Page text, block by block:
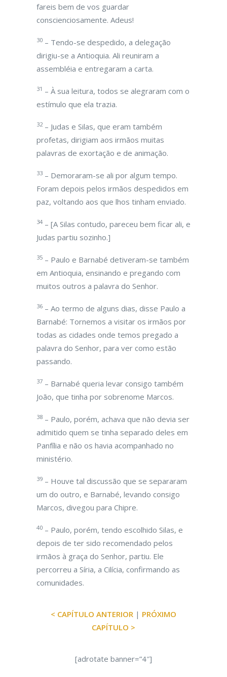
fareis bem de vos guardar
conscienciosamente. Adeus!
30 – Tendo-se despedido, a delegação
dirigiu-se a Antioquia. Ali reuniram a
assembléia e entregaram a carta.
31 – À sua leitura, todos se alegraram com o
estímulo que ela trazia.
32– Judas e Silas, que eram também
profetas, dirigiam aos irmãos muitas
palavras de exortação e de animação.
33 – Demoraram-se ali por algum tempo.
Foram depois pelos irmãos despedidos em
paz, voltando aos que lhos tinham enviado.
34 – [A Silas contudo, pareceu bem ficar ali, e
Judas partiu sozinho.]
35 – Paulo e Barnabé detiveram-se também
em Antioquia, ensinando e pregando com
muitos outros a palavra do Senhor.
36 – Ao termo de alguns dias, disse Paulo a
Barnabé: Tornemos a visitar os irmãos por
todas as cidades onde temos pregado a
palavra do Senhor, para ver como estão
passando.
37 – Barnabé queria levar consigo também
João, que tinha por sobrenome Marcos.
38 – Paulo, porém, achava que não devia ser
admitido quem se tinha separado deles em
Panfília e não os havia acompanhado no
ministério.
39 – Houve tal discussão que se separaram
um do outro, e Barnabé, levando consigo
Marcos, divegou para Chipre.
40 – Paulo, porém, tendo escolhido Silas, e
depois de ter sido recomendado pelos
irmãos à graça do Senhor, partiu. Ele
percorreu a Síria, a Cilícia, confirmando as
comunidades.
< CAPÍTULO ANTERIOR | PRÓXIMO
CAPÍTULO >
[adrotate banner=”4″]